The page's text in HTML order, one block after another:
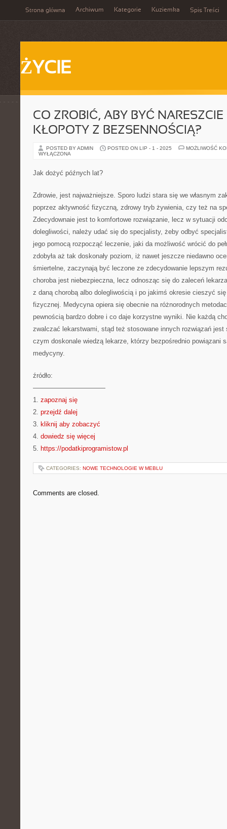
Strona główna Archiwum Kategorie Kuziemka Spis Treści
ŻYCIE
CO ZROBIĆ, ABY BYĆ
KŁOPOTY Z BEZSENNOŚCIĄ?
POSTED BY ADMIN POSTED ON LIP - 1 - 2025
MOŻLIWOŚĆ
WYŁĄCZONA
Jak dożyć późnych lat?
Zdrowie, jest najważniejsze. Sporo ludzi stara się we własnym
poprzez aktywność fizyczną, zdrowy tryb żywienia, czy też na
Zdecydownaie jest to komfortowe rozwiązanie, lecz w sytuacji
dolegliwości, należy udać się do specjalisty, żeby odbyć
jego pomocą rozpocząć leczenie, jaki da możliwość wrócić do
zdobyła aż tak doskonały poziom, iż nawet jeszcze niedawno
śmiertelne, zaczynają być leczone ze zdecydowanie lepszym
choroba jest niebezpieczna, lecz odnosząc się do zaleceń
z daną chorobą albo dolegliwością i po jakimś okresie cieszyć
fizycznej. Medycyna opiera się obecnie na różnorodnych
pewnością bardzo dobre i co daje korzystne wyniki. Nie każdą
zwalczać lekarstwami, stąd też stosowane innych rozwiązań jest
czym doskonale wiedzą lekarze, którzy bezpośrednio powiązani
medycyny.
źródło:
———————————
1. zapoznaj się
2. przejdź dalej
3. kliknij aby zobaczyć
4. dowiedz się więcej
5. https://podatkiprogramistow.pl
CATEGORIES: NOWE TECHNOLOGIE W MEBLU
Comments are closed.